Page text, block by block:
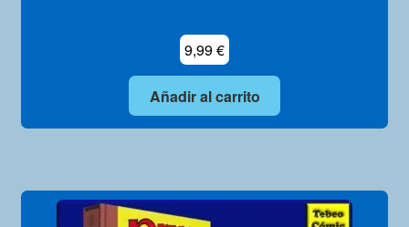
9,99€
Añadir al carrito